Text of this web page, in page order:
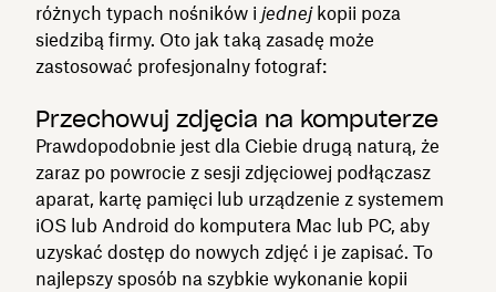
różnych typach nośników i jednejkopii poza
siedzibą firmy. Oto jak taką zasadę może
zastosować profesjonalny fotograf:
Przechowuj zdjęcia na komputerze
Prawdopodobnie jest dla Ciebie drugą naturą, że
zaraz po powrocie z sesji zdjęciowej podłączasz
aparat, kartę pamięci lub urządzenie z systemem
iOS lub Android do komputera Mac lub PC, aby
uzyskać dostęp do nowych zdjęć i je zapisać. To
najlepszy sposób na szybkie wykonanie kopii